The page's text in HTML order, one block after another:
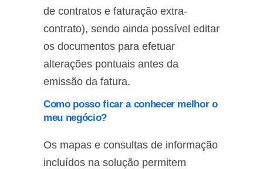
de contratos e faturação extra-
contrato), sendo ainda possível editar
os documentos para efetuar
alterações pontuais antes da
emissão da fatura.
Como posso ficar a conhecer melhor o
meu negócio?
Os mapas e consultas de informação
incluídos na solução permitem